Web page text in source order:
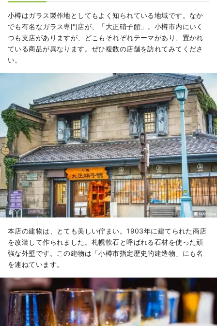
小樽はガラス製作地としてもよく知られている地域です。なか
でも有名なガラス専門店が、「大正硝子館」。小樽市内にいく
つも支店がありますが、どこもそれぞれテーマがあり、置かれ
ている商品が異なります。ぜひ複数の店舗を訪れてみてくださ
い。
本店の建物は、とても美しい佇まい。1903年に建てられた商店
を改装して作られました。札幌軟石と呼ばれる石材を使った頑
強な外壁です。この建物は「小樽市指定歴史的建造物」にも名
を連ねています。